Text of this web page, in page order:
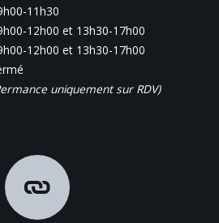
11h30
12h00 et 13h30-17h00
12h00 et 13h30-17h00
uniquement sur RDV)